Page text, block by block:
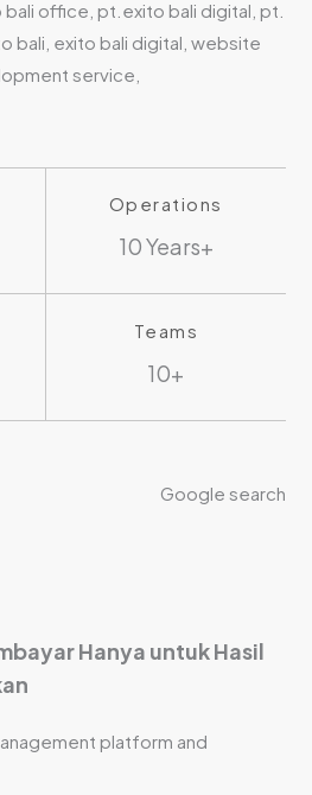
Operations
10 Years+
Teams
10+
Hanya untuk Hasil
platform and